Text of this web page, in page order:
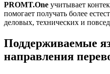
PROMT.One учитывает
помогает получать более
деловых, технических и
Поддерживаемые
направления